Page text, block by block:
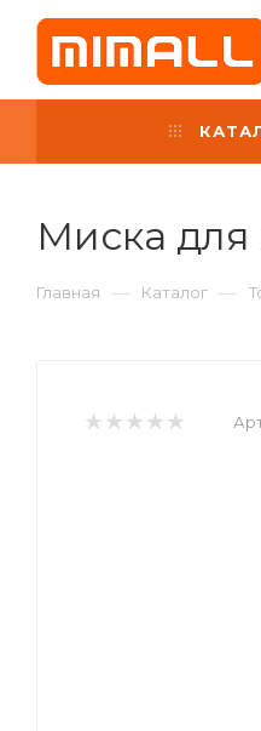
Миска для
Главная — Каталог —